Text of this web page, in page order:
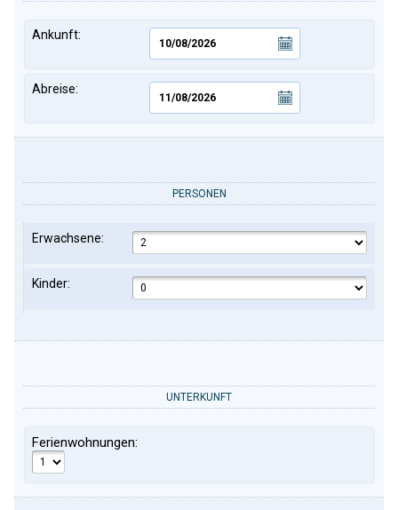
Ankunft:
Abreise:
PERSONEN
Erwachsene:
Kinder:
UNTERKUNFT
Ferienwohnungen: